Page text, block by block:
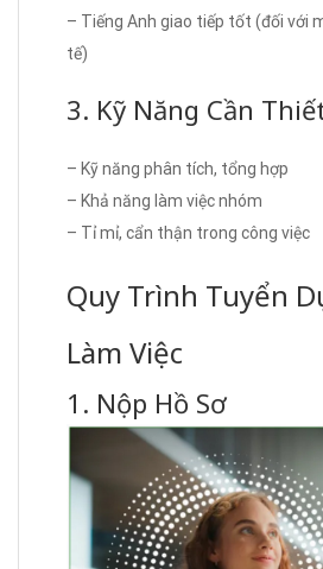
– Tiếng Anh giao tiếp tốt (đối với
tế)
3. Kỹ Năng Cần
– Kỹ năng phân tích, tổng hợp
– Khả năng làm việc nhóm
– Tỉ mỉ, cẩn thận trong công việc
Quy Trình Tuyển
Làm Việc
1. Nộp Hồ Sơ